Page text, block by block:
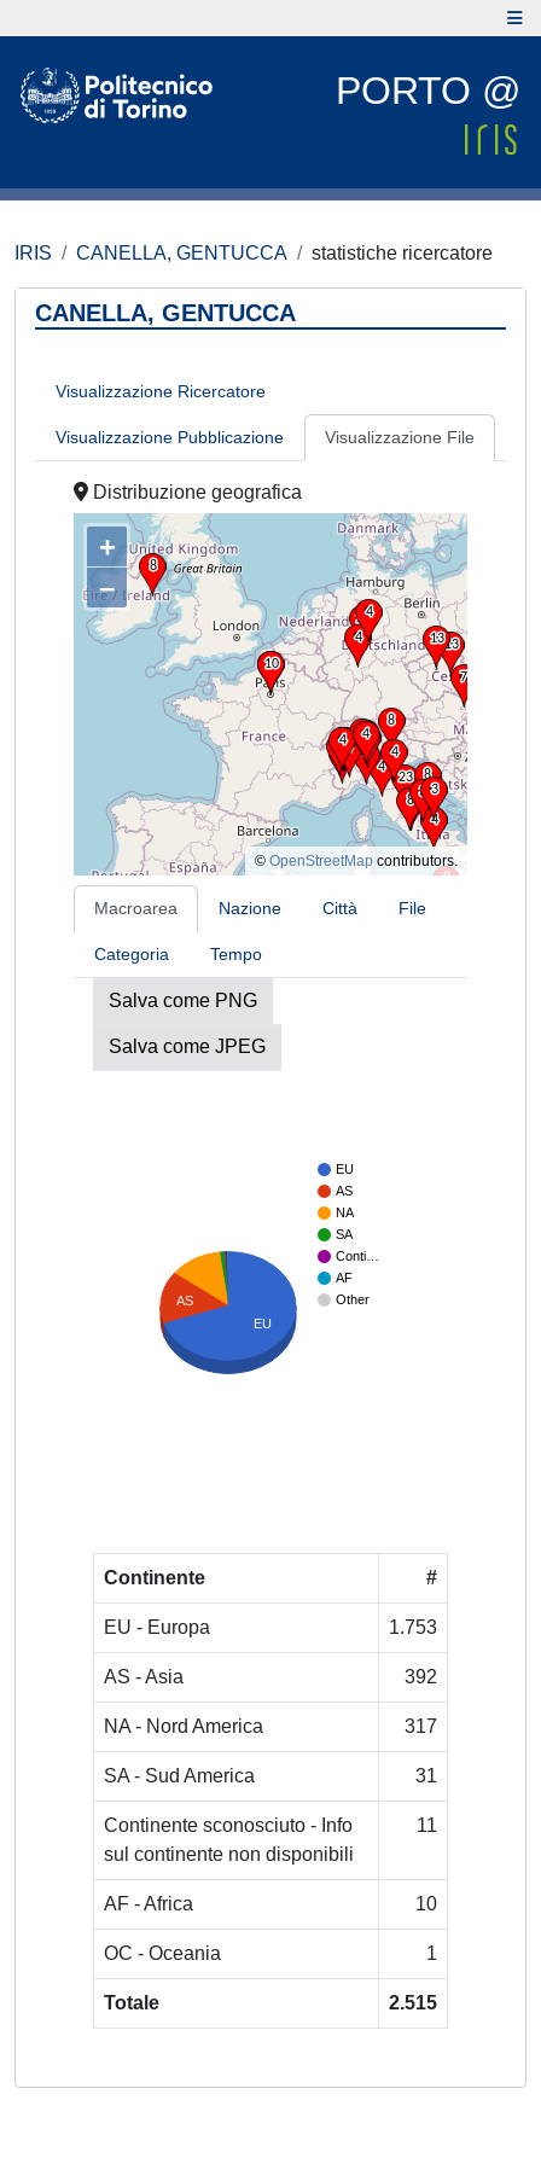
PORTO @
IRIS CANELLA, GENTUCCA statistiche ricercatore
CANELLA, GENTUCCA
Visualizzazione Ricercatore
Visualizzazione Pubblicazione Visualizzazione File
Distribuzione geografica
+
–
© OpenStreetMap contributors.
Macroarea Nazione Città File
Categoria Tempo
Salva come PNG
Salva come JPEG
EU
AS
NA
SA
Conti…
AF
Other
AS
EU
Continente #
EU - Europa 1.753
AS - Asia 392
NA - Nord America 317
SA - Sud America 31
Continente sconosciuto - Info
sul continente non disponibili
11
AF - Africa 10
OC - Oceania 1
Totale 2.515